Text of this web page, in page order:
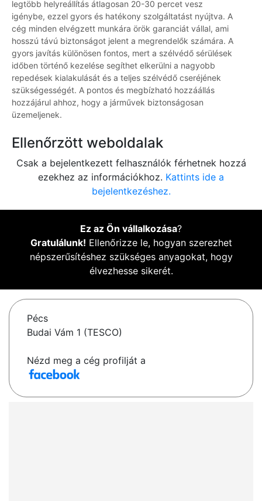
legtöbb helyreállítás átlagosan 20-30 percet vesz
igénybe, ezzel gyors és hatékony szolgáltatást nyújtva. A
cég minden elvégzett munkára örök garanciát vállal, ami
hosszú távú biztonságot jelent a megrendelők számára. A
gyors javítás különösen fontos, mert a szélvédő sérülések
időben történő kezelése segíthet elkerülni a nagyobb
repedések kialakulását és a teljes szélvédő cseréjének
szükségességét. A pontos és megbízható hozzáállás
hozzájárul ahhoz, hogy a járművek biztonságosan
üzemeljenek.
Ellenőrzött weboldalak
Csak a bejelentkezett felhasználók férhetnek hozzá
ezekhez az információkhoz. Kattints ide a
bejelentkezéshez.
Ez az Ön vállalkozása?
Gratulálunk! Ellenőrizze le, hogyan szerezhet
népszerűsítéshez szükséges anyagokat, hogy
élvezhesse sikerét.
Pécs
Budai Vám 1 (TESCO)
Nézd meg a cég profilját a